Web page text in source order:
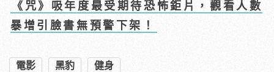
《咒》吸年度最受期待恐怖鉅片，觀看人數
暴增引臉書無預警下架！
電影 黑豹 健身